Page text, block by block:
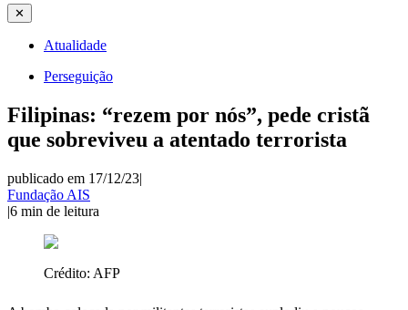
✕
Atualidade
Perseguição
Filipinas: “rezem por nós”, pede cristã
que sobreviveu a atentado terrorista
publicado em 17/12/23|
Fundação AIS
|6 min de leitura
Crédito: AFP